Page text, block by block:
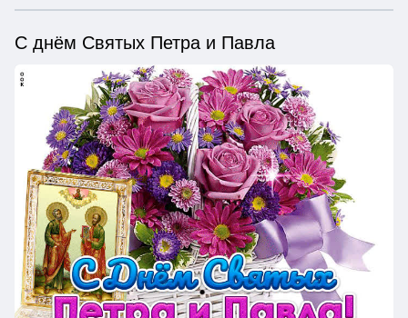
С днём Святых Петра и Павла